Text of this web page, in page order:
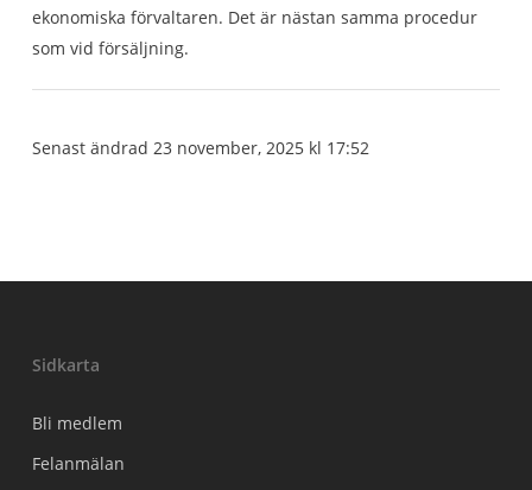
ekonomiska förvaltaren. Det är nästan samma procedur
som vid försäljning.
Senast ändrad 23 november, 2025 kl 17:52
Sidkarta
Bli medlem
Felanmälan